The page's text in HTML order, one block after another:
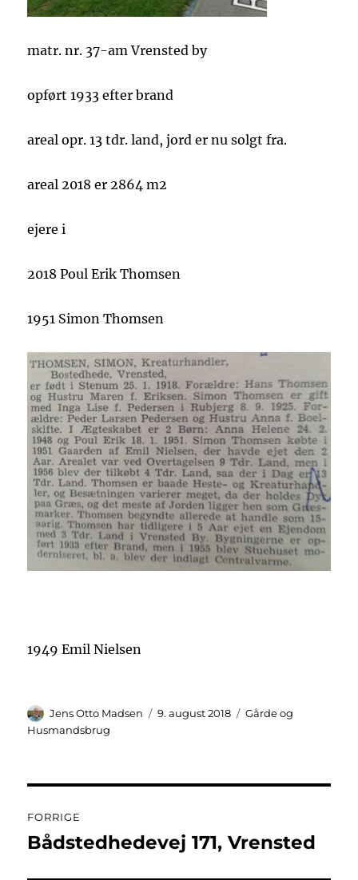
matr. nr. 37-am Vrensted by
opført 1933 efter brand
areal opr. 13 tdr. land, jord er nu solgt fra.
areal 2018 er 2864 m2
ejere i
2018 Poul Erik Thomsen
1951 Simon Thomsen
1949 Emil Nielsen
Forfatter
Jens Otto Madsen Udgivet
9. august 2018 Kategorier
Gårde og
Husmandsbrug
FORRIGE
Forrige
Bådstedhedevej 171, Vrensted